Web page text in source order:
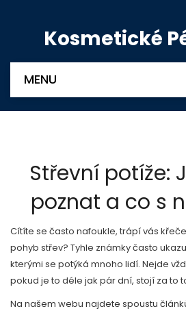
MENU
Střevní potíže:
poznat a co s
Cítíte se často nafoukle, trápí vás
pohyb střev? Tyhle známky často
kterými se potýká mnoho lidí. Nejde
pokud je to déle jak pár dní, stojí za to
Na našem webu najdete spoustu